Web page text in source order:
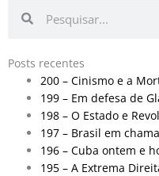
Posts recentes
200 – Cinismo e a
199 – Em defesa de
198 – O Estado e
197 – Brasil em
196 – Cuba ontem e
195 – A Extrema